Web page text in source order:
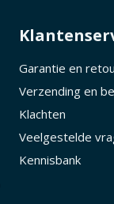
Garantie en
Verzending en
Klachten
Veelgestelde
Kennisbank